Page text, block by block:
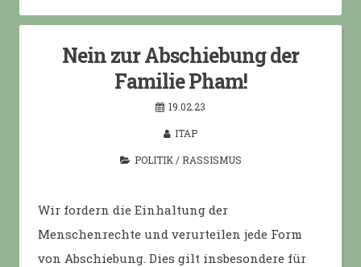
Nein zur Abschiebung der
Familie Pham!
19.02.23
ITAP
POLITIK/ RASSISMUS
Wir fordern die Einhaltung der
Menschenrechte und verurteilen jede Form
von Abschiebung. Dies gilt insbesondere für